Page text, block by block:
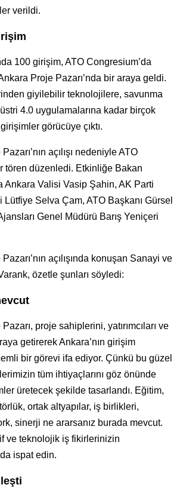
verildi.
100 girişim, ATO Congresium’da
Proje Pazarı’nda bir araya geldi.
giyilebilir teknolojilere, savunma
4.0 uygulamalarına kadar birçok
görücüye çıktı.
açılışı nedeniyle ATO
tören düzenledi. Etkinliğe Bakan
Ankara Valisi Vasip Şahin, AK Parti
Selva Çam, ATO Başkanı Gürsel
Genel Müdürü Barış Yeniçeri
açılışında konuşan Sanayi ve
özetle şunları söyledi:
proje sahiplerini, yatırımcıları ve
getirerek Ankara’nın girişim
bir görevi ifa ediyor. Çünkü bu güzel
tüm ihtiyaçlarını göz önünde
üretecek şekilde tasarlandı. Eğitim,
ortak altyapılar, iş birlikleri,
sinerji ne ararsanız burada mevcut.
ve teknolojik iş fikirlerinizin
ispat edin.